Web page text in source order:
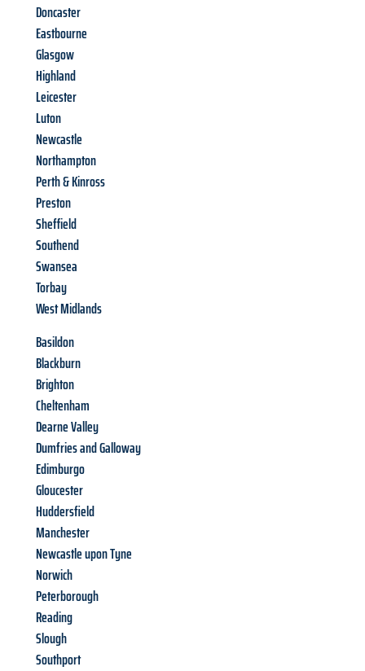
Doncaster
Eastbourne
Glasgow
Highland
Leicester
Luton
Newcastle
Northampton
Perth & Kinross
Preston
Sheffield
Southend
Swansea
Torbay
West Midlands
Basildon
Blackburn
Brighton
Cheltenham
Dearne Valley
Dumfries and Galloway
Edimburgo
Gloucester
Huddersfield
Manchester
Newcastle upon Tyne
Norwich
Peterborough
Reading
Slough
Southport